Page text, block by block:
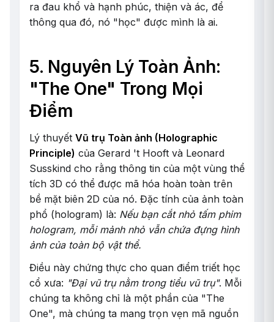
ra đau khổ và hạnh phúc, thiện và ác, để
thông qua đó, nó "học" được mình là ai.
5. Nguyên Lý Toàn Ảnh:
"The One" Trong Mọi
Điểm
Lý thuyết Vũ trụ Toàn ảnh (Holographic
Principle) của Gerard 't Hooft và Leonard
Susskind cho rằng thông tin của một vùng thể
tích 3D có thể được mã hóa hoàn toàn trên
bề mặt biên 2D của nó. Đặc tính của ảnh toàn
phổ (hologram) là: Nếu bạn cắt nhỏ tấm phim
hologram, mỗi mảnh nhỏ vẫn chứa đựng hình
ảnh của toàn bộ vật thể.
Điều này chứng thực cho quan điểm triết học
cổ xưa: "Đại vũ trụ nằm trong tiểu vũ trụ". Mỗi
chúng ta không chỉ là một phần của "The
One", mà chúng ta mang trọn vẹn mã nguồn